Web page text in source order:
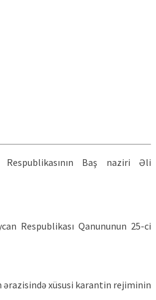
Respublikasının Baş naziri Əli
Respublikası Qanununun 25-ci
ərazisində xüsusi karantin rejiminin